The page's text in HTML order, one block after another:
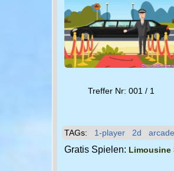
Treffer Nr: 001 / 1
TAGs: 1-player 2d arcade
Gratis Spielen: Limousine